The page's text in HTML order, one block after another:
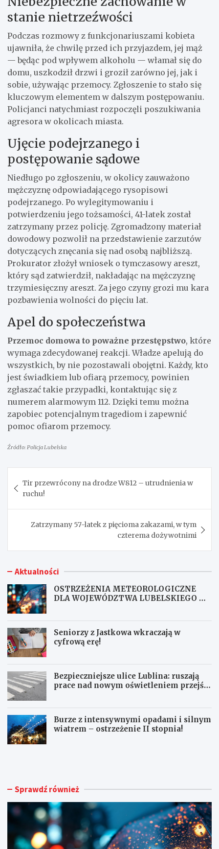
stanie nietrzeźwości
Podczas rozmowy z funkcjonariuszami kobieta
ujawniła, że chwilę przed ich przyjazdem, jej mąż
— będąc pod wpływem alkoholu — włamał się do
domu, uszkodził drzwi i groził zarówno jej, jak i
sobie, używając przemocy. Zgłoszenie to stało się
kluczowym elementem w dalszym postępowaniu.
Policjanci natychmiast rozpoczęli poszukiwania
agresora w okolicach miasta.
Ujęcie podejrzanego i
postępowanie sądowe
Niedługo po zgłoszeniu, w okolicy zauważono
mężczyznę odpowiadającego rysopisowi
podejrzanego. Po wylegitymowaniu i
potwierdzeniu jego tożsamości, 41-latek został
zatrzymany przez policję. Zgromadzony materiał
dowodowy pozwolił na przedstawienie zarzutów
dotyczących znęcania się nad osobą najbliższą.
Prokurator złożył wniosek o tymczasowy areszt,
który sąd zatwierdził, nakładając na mężczyznę
trzymiesięczny areszt. Za jego czyny grozi mu kara
pozbawienia wolności do pięciu lat.
Apel do społeczeństwa
Przemoc domowa to poważne przestępstwo, które
wymaga zdecydowanej reakcji. Władze apelują do
wszystkich, by nie pozostawali obojętni. Każdy, kto
jest świadkiem lub ofiarą przemocy, powinien
zgłaszać takie przypadki, kontaktując się z
numerem alarmowym 112. Dzięki temu można
zapobiec potencjalnym tragediom i zapewnić
pomoc ofiarom przemocy.
Źródło: Policja Lubelska
wpisu
Tir przewrócony na drodze W812 – utrudnienia w
ruchu!
Zatrzymany 57-latek z pięcioma zakazami, w tym
czterema dożywotnimi
Aktualności
OSTRZEŻENIA METEOROLOGICZNE
DLA WOJEWÓDZTWA LUBELSKIEGO NR
Seniorzy z Jastkowa wkraczają w
cyfrową erę!
Bezpieczniejsze ulice Lublina: ruszają
prace nad nowym oświetleniem przejść
Burze z intensywnymi opadami i silnym
wiatrem – ostrzeżenie II stopnia!
O
E
E
N
S
r
y
Sprawdź również